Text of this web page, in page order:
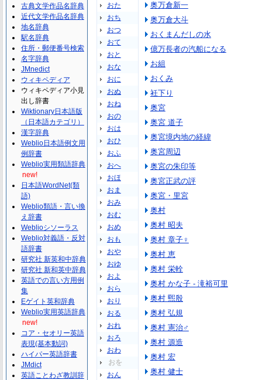
おた
おち
おつ
おて
おと
おな
おに
おぬ
おね
おの
おは
おひ
おふ
おへ
おほ
おま
おみ
おむ
おめ
おも
おや
おゆ
およ
おら
おり
おる
おれ
おろ
おわ
おを
おん
奥万倉新一
奥万倉大斗
おくまんだしの水
億万長者の汽船になる
お組
おくみ
衽下り
奥宮
奥宮 道子
奥宮境内地の経緯
奥宮周辺
奥宮の朱印等
奥宮正武の評
奥宮・里宮
奥村
奥村 昭夫
奥村 章子♀
奥村 恵
奥村 栄輇
奥村 かな子 - 滝裕可里
奥村 煕殷
奥村 弘規
奥村 憲治♂
奥村 源造
奥村 宏
奥村 健士
古典文学作品名辞典
近代文学作品名辞典
地名辞典
駅名辞典
住所・郵便番号検索
名字辞典
JMnedict
ウィキペディア
ウィキペディア小見
出し辞書
Wiktionary日本語版
（日本語カテゴリ）
漢字辞典
Weblio日本語例文用
例辞書
Weblio実用類語辞典
new!
日本語WordNet(類
語)
Weblio類語・言い換
え辞書
Weblioシソーラス
Weblio対義語・反対
語辞書
研究社 新英和中辞典
研究社 新和英中辞典
英語での言い方用例
集
Eゲイト英和辞典
Weblio実用英語辞典
new!
コア・セオリー英語
表現(基本動詞)
ハイパー英語辞書
JMdict
英語ことわざ教訓辞